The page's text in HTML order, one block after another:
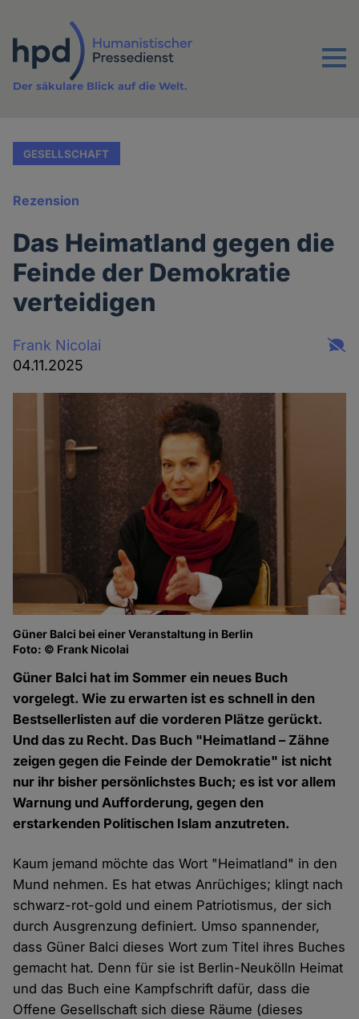
Inhalt
Menu
Der säkulare Blick auf die Welt.
GESELLSCHAFT
Rezension
Das Heimatland gegen die
Feinde der Demokratie
verteidigen
Frank Nicolai
04.11.2025
Güner Balci bei einer Veranstaltung in Berlin
Foto: © Frank Nicolai
Güner Balci hat im Sommer ein neues Buch
vorgelegt. Wie zu erwarten ist es schnell in den
Bestsellerlisten auf die vorderen Plätze gerückt.
Und das zu Recht. Das Buch "Heimatland – Zähne
zeigen gegen die Feinde der Demokratie" ist nicht
nur ihr bisher persönlichstes Buch; es ist vor allem
Warnung und Aufforderung, gegen den
erstarkenden Politischen Islam anzutreten.
Kaum jemand möchte das Wort "Heimatland" in den
Mund nehmen. Es hat etwas Anrüchiges; klingt nach
schwarz-rot-gold und einem Patriotismus, der sich
durch Ausgrenzung definiert. Umso spannender,
dass Güner Balci dieses Wort zum Titel ihres Buches
gemacht hat. Denn für sie ist Berlin-Neukölln Heimat
und das Buch eine Kampfschrift dafür, dass die
Offene Gesellschaft sich diese Räume (dieses